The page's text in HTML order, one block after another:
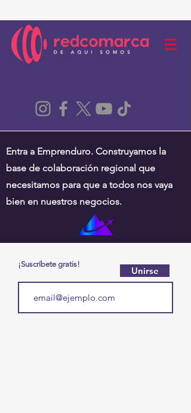
Entra a Emprenduro. Construyamos la
base de colaboración regional que
necesitamos para que a todos nos vaya
bien en nuestros negocios.
¡Suscríbete gratis!
Unirse